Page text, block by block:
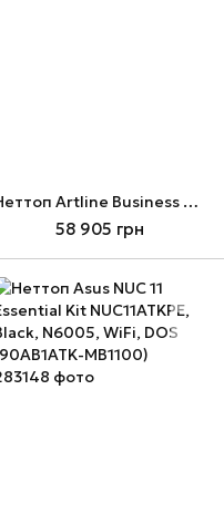
Неттоп Artline Business B12, Black/Grey, i7-1370P, 32Gb, 1Tb, Xe, WiFi, DOS (B12v40)
58 905 грн